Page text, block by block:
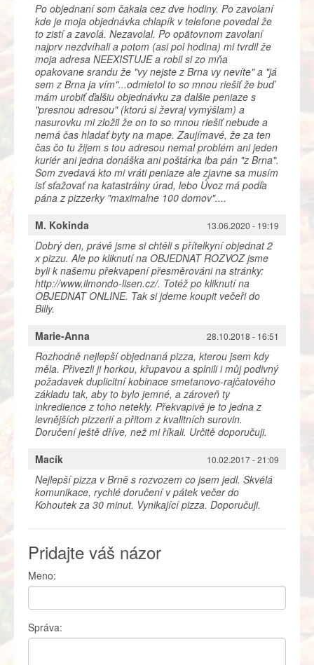
Po objednaní som čakala cez dve hodiny. Po zavolaní
kde je moja objednávka chlapík v telefone povedal že
to zistí a zavolá. Nezavolal. Po opätovnom zavolaní
najprv nezdvíhali a potom (asi pol hodina) mi tvrdil že
moja adresa NEEXISTUJE a robil si zo mňa
opakovane srandu že "vy nejste z Brna vy nevíte" a "já
sem z Brna ja vím"...odmietol to so mnou riešiť že buď
mám urobiť ďalšiu objednávku za dalšie peniaze s
"presnou adresou" (ktorú si ževraj vymýšlam) a
nasurovku mi zložil že on to so mnou riešiť nebude a
nemá čas hladať byty na mape. Zaujímavé, že za ten
čas čo tu žijem s tou adresou nemal problém ani jeden
kuriér ani jedna donáška ani poštárka iba pán "z Brna".
Som zvedavá kto mi vráti peniaze ale zjavne sa musím
isť sťažovať na katastrálny úrad, lebo Úvoz má podľa
pána z pizzerky "maximalne 100 domov"....
M. Kokinda
13.06.2020 - 19:19
Dobrý den, právě jsme si chtěli s přítelkyní objednat 2
x pizzu. Ale po kliknutí na OBJEDNAT ROZVOZ jsme
byli k našemu překvapení přesměrováni na stránky:
http://www.ilmondo-lisen.cz/. Totéž po kliknutí na
OBJEDNAT ONLINE. Tak si jdeme koupit večeři do
Billy.
Marie-Anna
28.10.2018 - 16:51
Rozhodně nejlepší objednaná pizza, kterou jsem kdy
měla. Přivezli ji horkou, křupavou a splnili i můj podivný
požadavek duplicitní kobinace smetanovo-rajčatového
základu tak, aby to bylo jemné, a zároveň ty
inkredience z toho netekly. Překvapivě je to jedna z
levnějších pizzerií a přitom z kvalitních surovin.
Doručení ještě dříve, než mi říkali. Určitě doporučuji.
Macík
10.02.2017 - 21:09
Nejlepší pizza v Brně s rozvozem co jsem jedl. Skvélá
komunikace, rychlé doručení v pátek večer do
Kohoutek za 30 minut. Vynikající pizza. Doporučuji.
Pridajte váš názor
Meno:
Správa: